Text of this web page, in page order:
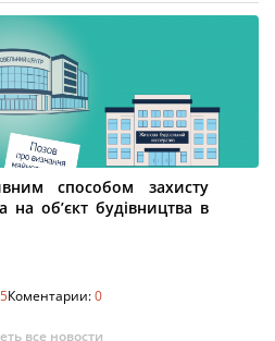
способом захисту
об’єкт будівництва в
Коментарии:0
все новости